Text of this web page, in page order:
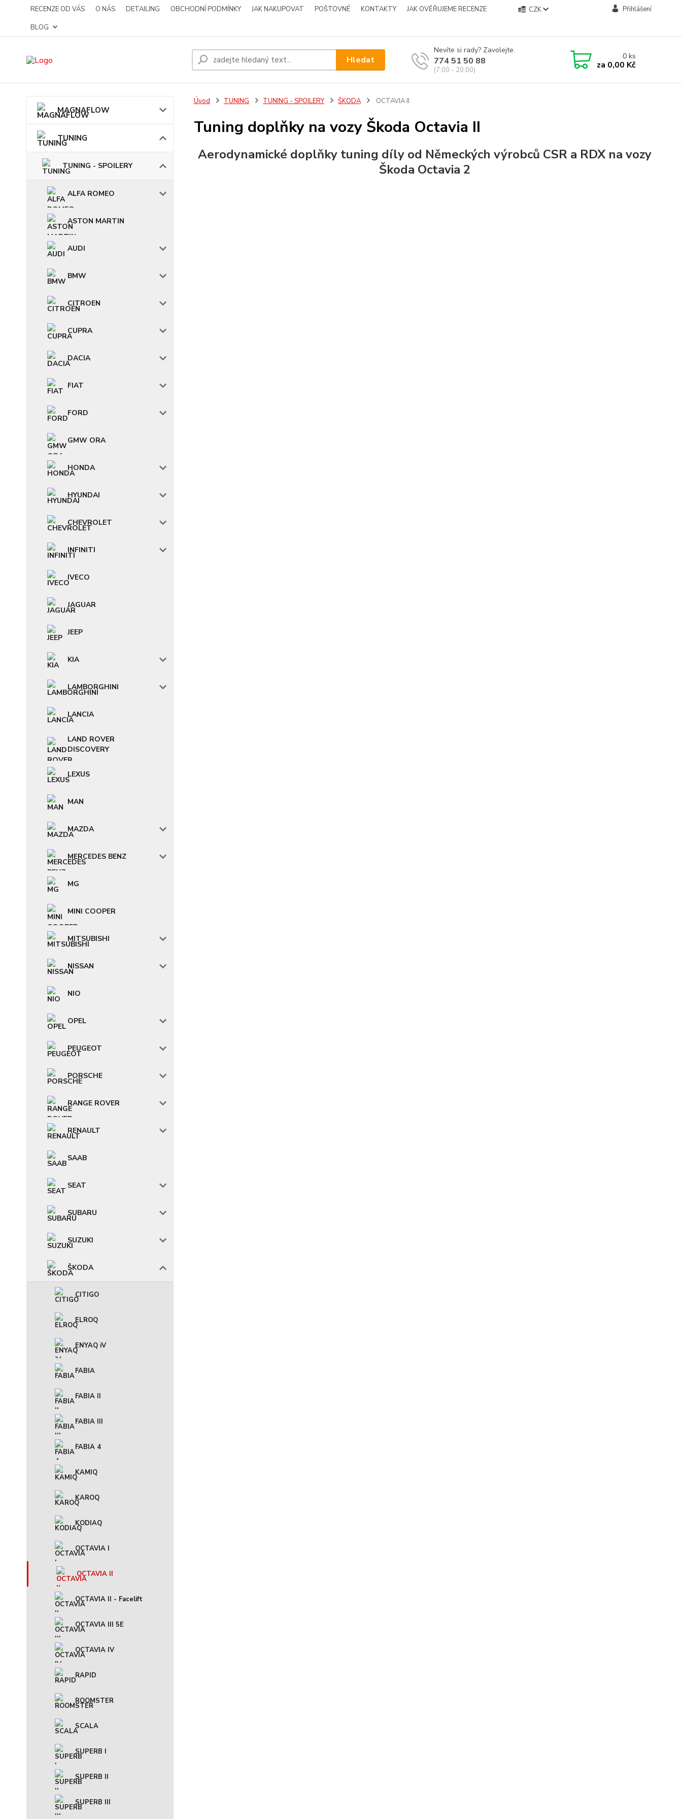
RECENZE OD VÁS O NÁS DETAILING OBCHODNÍ PODMÍNKY JAK NAKUPOVAT POŠTOVNÉ KONTAKTY
JAK OVĚŘUJEME RECENZE
BLOG
CZK Přihlášení
Hledat
Nevíte si rady? Zavolejte.
774 51 50 88
(7:00 - 20:00)
0ks
za 0,00 Kč
MAGNAFLOW
TUNING
TUNING - SPOILERY
ALFA ROMEO
ASTON MARTIN
AUDI
BMW
CITROEN
CUPRA
DACIA
FIAT
FORD
GMW ORA
HONDA
HYUNDAI
CHEVROLET
INFINITI
IVECO
JAGUAR
JEEP
KIA
LAMBORGHINI
LANCIA
LAND ROVER
DISCOVERY
LEXUS
MAN
MAZDA
MERCEDES BENZ
MG
MINI COOPER
MITSUBISHI
NISSAN
NIO
OPEL
PEUGEOT
PORSCHE
RANGE ROVER
RENAULT
SAAB
SEAT
SUBARU
SUZUKI
ŠKODA
CITIGO
ELROQ
ENYAQ iV
FABIA
FABIA II
FABIA III
FABIA 4
KAMIQ
KAROQ
KODIAQ
OCTAVIA I
OCTAVIA II
OCTAVIA II - Facelift
OCTAVIA III 5E
OCTAVIA IV
RAPID
ROOMSTER
SCALA
SUPERB I
SUPERB II
SUPERB III
Úvod TUNING TUNING - SPOILERY ŠKODA OCTAVIA II
Tuning doplňky na vozy Škoda Octavia II
Aerodynamické doplňky tuning díly od Německých výrobců CSR a RDX na vozy
Škoda Octavia 2